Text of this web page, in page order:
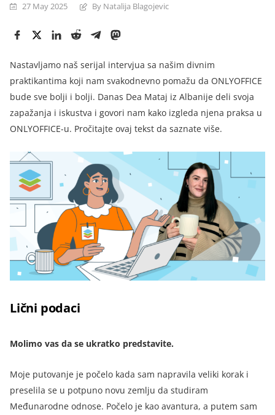
27 May 2025 By Natalija Blagojevic
Nastavljamo naš serijal intervjua sa našim divnim
praktikantima koji nam svakodnevno pomažu da ONLYOFFICE
bude sve bolji i bolji. Danas Dea Mataj iz Albanije deli svoja
zapažanja i iskustva i govori nam kako izgleda njena praksa u
ONLYOFFICE-u. Pročitajte ovaj tekst da saznate više.
Lični podaci
Molimo vas da se ukratko predstavite.
Moje putovanje je počelo kada sam napravila veliki korak i
preselila se u potpuno novu zemlju da studiram
Međunarodne odnose. Počelo je kao avantura, a putem sam